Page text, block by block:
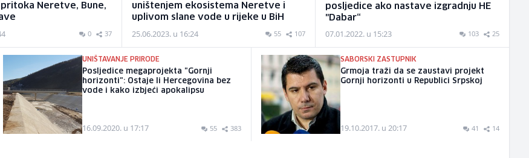
Neretve, Bune,
0 37
uništenjem ekosistema Neretve i
uplivom slane vode u rijeke u BiH
25.06.2023. u 16:24 55 107
posljedice ako nastave izgradnju HE
"Dabar“
07.01.2022. u 15:23 103 25
UNIŠTAVANJE PRIRODE
Posljedice megaprojekta "Gornji
horizonti": Ostaje li Hercegovina bez
vode i kako izbjeći apokalipsu
16.09.2020. u 17:17 55 383
SABORSKI ZASTUPNIK
Grmoja traži da se zaustavi projekt
Gornji horizonti u Republici Srpskoj
19.10.2017. u 20:17 41 14